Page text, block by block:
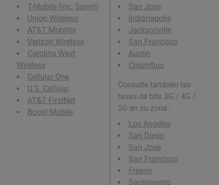
T-Mobile (inc. Sprint)
Union Wireless
AT&T Mobility
Verizon Wireless
Carolina West
Wireless
Cellular One
U.S. Cellular
AT&T FirstNet
Boost Mobile
San Jose
Indianapolis
Jacksonville
San Francisco
Austin
Columbus
Consulte también las
tasas de bits 3G / 4G /
5G en su zona :
Los Angeles
San Diego
San Jose
San Francisco
Fresno
Sacramento